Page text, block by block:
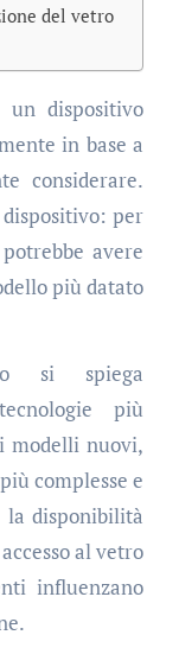
del vetro
dispositivo
in base a
considerare.
per
avere
più datato
si spiega
più
modelli nuovi,
complesse e
la disponibilità
al vetro
influenzano